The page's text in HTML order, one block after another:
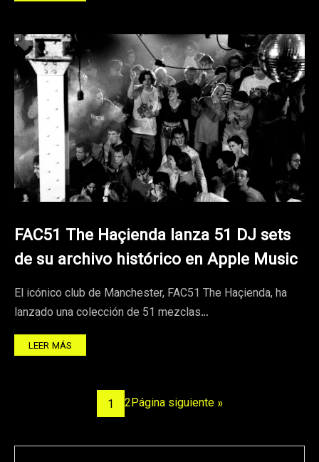
FAC51 The Haçienda lanza 51 DJ sets
de su archivo histórico en Apple Music
El icónico club de Manchester, FAC51 The Haçienda, ha
lanzado una colección de 51 mezclas…
LEER MÁS
1 2Página siguiente »